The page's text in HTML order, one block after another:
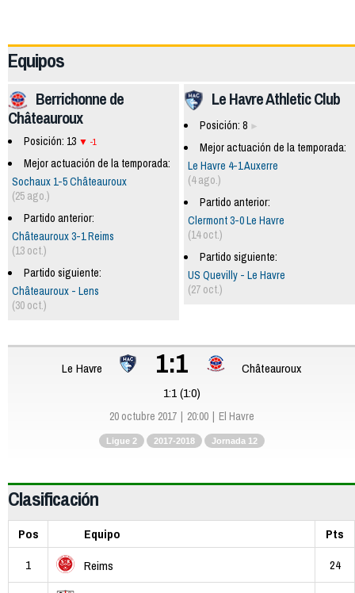
Equipos
Le Havre Athletic Club
Posición: 8
Mejor actuación de la temporada:
Le Havre 4-1 Auxerre
(4 ago.)
Partido anterior:
Clermont 3-0 Le Havre
(14 oct.)
Partido siguiente:
US Quevilly - Le Havre
(27 oct.)
Berrichonne de
Châteauroux
Posición: 13 -1
Mejor actuación de la temporada:
Sochaux 1-5 Châteauroux
(25 ago.)
Partido anterior:
Châteauroux 3-1 Reims
(13 oct.)
Partido siguiente:
Châteauroux - Lens
(30 oct.)
Le Havre 1:1
Châteauroux
1:1 (1:0)
20 octubre 2017 20:00 El Havre
Ligue 2 2017-2018 Jornada 12
Clasificación
Pos Equipo
Pts
1
Reims 24